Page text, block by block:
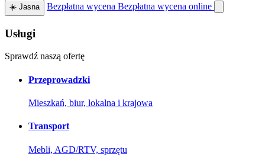
☀️ Jasna Bezpłatna wycena Bezpłatna wycena online
Usługi
Sprawdź naszą ofertę
Przeprowadzki
Mieszkań, biur, lokalna i krajowa
Transport
Mebli, AGD/RTV, sprzętu